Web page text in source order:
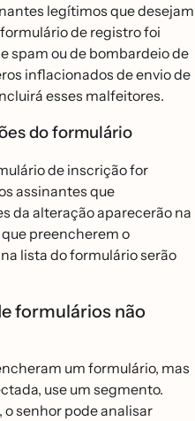
legítimos que desejam
de registro foi
spam ou de bombardeio de
inflacionados de envio de
esses malfeitores.
do formulário
de inscrição for
assinantes que
da alteração aparecerão na
preencherem o
lista do formulário serão
formulários não
um formulário, mas
use um segmento.
o senhor pode analisar